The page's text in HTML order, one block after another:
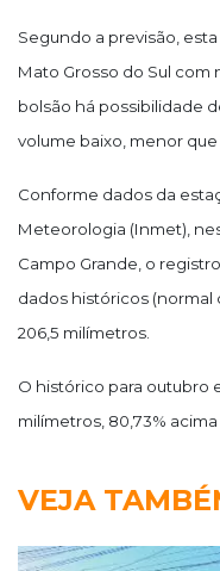
Segundo a previsão,
Mato Grosso do Sul com
bolsão há possibilidade
volume baixo, menor que
Conforme dados da
Meteorologia (Inmet),
Campo Grande, o
dados históricos (normal
206,5 milímetros.
O histórico para outubro
milímetros, 80,73%
VEJA